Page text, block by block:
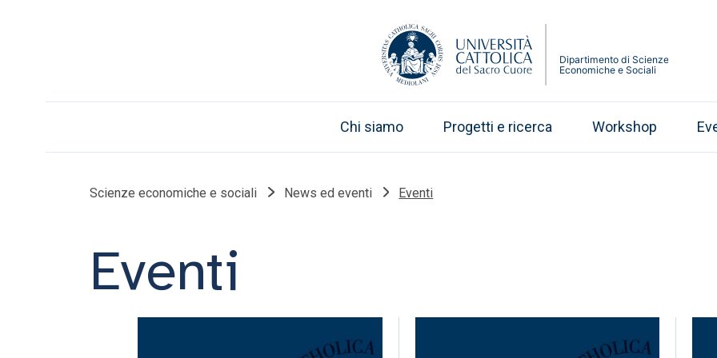
Chi siamo Progetti e ricerca Workshop
Scienze economiche e sociali News ed eventi Eventi
Eventi